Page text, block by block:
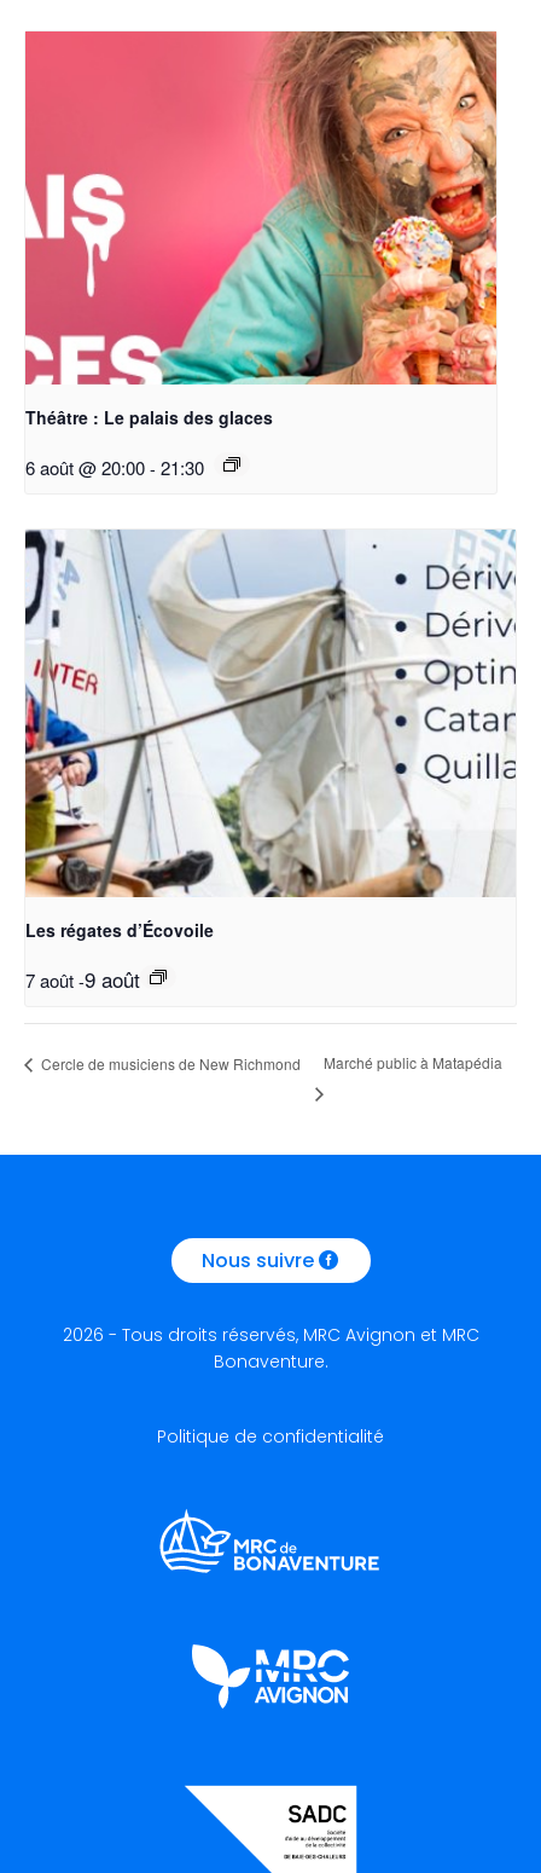
Théâtre : Le palais des glaces
6 août @ 20:00- 21:30
Les régates d’Écovoile
7 août-9 août
Cercle de musiciens de New Richmond Marché public à Matapédia
Nous suivre
2026 - Tous droits réservés, MRC Avignon et MRC
Bonaventure.
Politique de confidentialité